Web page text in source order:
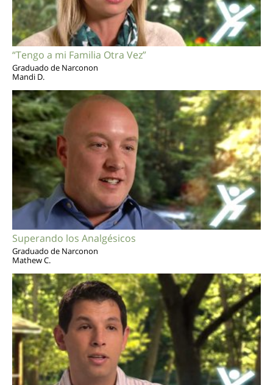
“Tengo a mi Familia Otra Vez”
Graduado de Narconon
Mandi D.
Superando los Analgésicos
Graduado de Narconon
Mathew C.